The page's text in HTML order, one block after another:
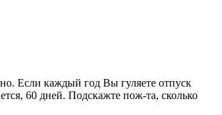
Если каждый год Вы гуляете отпуск
60 дней. Подскажте пож-та, сколько